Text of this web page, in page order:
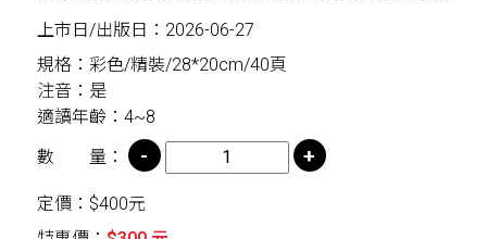
上市日/出版日：2026-06-27
規格：彩色/精裝/28*20cm/40頁
注音：是
適讀年齡：4~8
數 量：
定價：$400元